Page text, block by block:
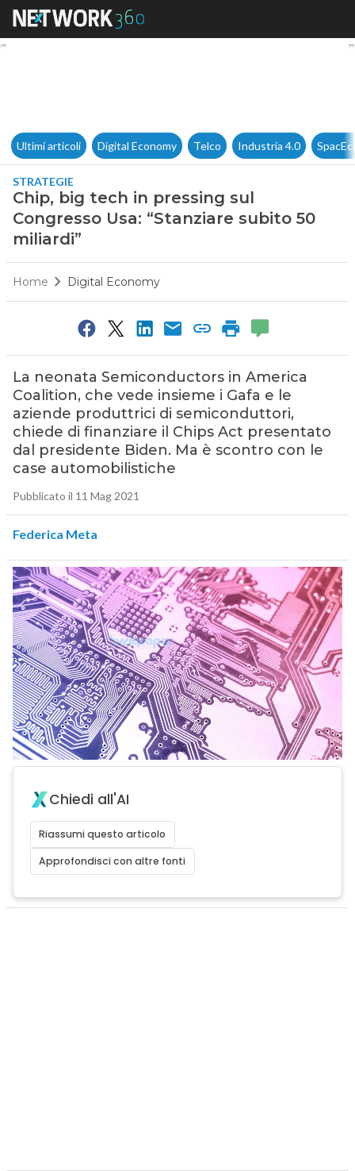
Chip, big tech in pressing sul
Ultimi articoli Digital Economy Telco Industria 4.0
STRATEGIE
Chip, big tech in pressing sul
Congresso Usa: “Stanziare subito 50
miliardi”
Home Digital Economy
La neonata Semiconductors in America
Coalition, che vede insieme i Gafa e le
aziende produttrici di semiconduttori,
chiede di finanziare il Chips Act presentato
dal presidente Biden. Ma è scontro con le
case automobilistiche
Pubblicato il 11 Mag 2021
Federica Meta
Chiedi all'AI
Riassumi questo articolo
Approfondisci con altre fonti